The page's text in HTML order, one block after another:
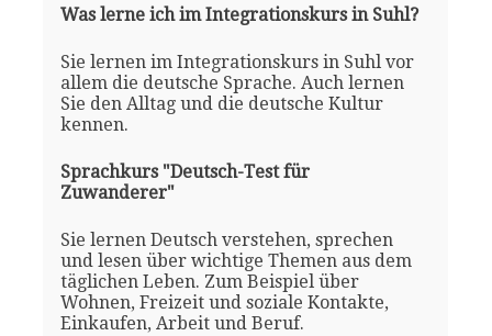
Was lerne ich im Integrationskurs in Suhl?
Sie lernen im Integrationskurs in Suhl vor
allem die deutsche Sprache. Auch lernen
Sie den Alltag und die deutsche Kultur
kennen.
Sprachkurs "Deutsch-Test für
Zuwanderer"
Sie lernen Deutsch verstehen, sprechen
und lesen über wichtige Themen aus dem
täglichen Leben. Zum Beispiel über
Wohnen, Freizeit und soziale Kontakte,
Einkaufen, Arbeit und Beruf.